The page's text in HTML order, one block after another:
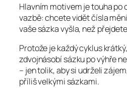
Hlavním motivem je touha
vazbě: chcete vidět čísla
vaše sázka vyšla, než
Protože je každý cyklus
zdvojnásobí sázku po výhře
– jen tolik, aby si udrželi
příliš velkými sázkami.